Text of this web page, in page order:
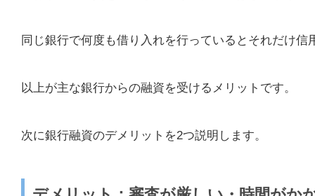
同じ銀行で何度も借り入れを行っているとそれだけ信
以上が主な銀行からの融資を受けるメリットです。
次に銀行融資のデメリットを2つ説明します。